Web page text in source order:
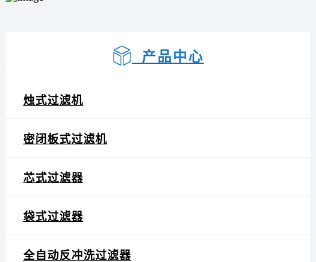
产品中心
烛式过滤机
密闭板式过滤机
芯式过滤器
袋式过滤器
全自动反冲洗过滤器